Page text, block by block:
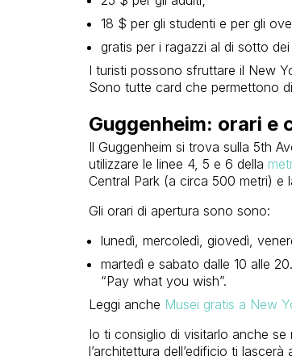
18 $ per gli studenti e per gli
gratis per i ragazzi al di sotto dei
I turisti possono sfruttare il New
Sono tutte card che permettono
Guggenheim: orari e
Il Guggenheim si trova sulla 5th
utilizzare le linee 4, 5 e 6 della
Central Park (a circa 500 metri) e
Gli orari di apertura sono sono:
lunedì, mercoledì, giovedì,
martedì e sabato dalle 10 alle
“Pay what you wish”.
Leggi anche Musei gratis a New
Io ti consiglio di visitarlo anche se
l’architettura dell’edificio ti